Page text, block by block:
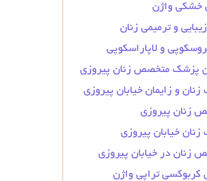
خشکی واژن
و ترمیمی زنان
و لاپاراسکوپی
پزشک متخصص زنان پیروزی
و زایمان خیابان پیروزی
زنان پیروزی
خیابان پیروزی
زنان در خیابان پیروزی
کربوکسی تراپی واژن